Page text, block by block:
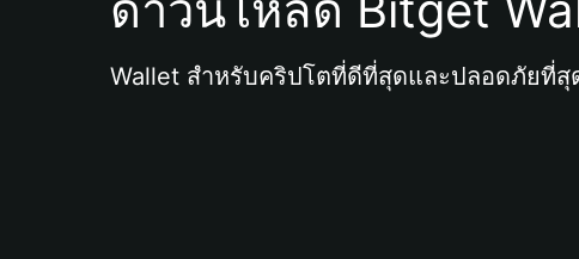
Wallet สำหรับคริปโตที่ดีที่สุดและปลอดภัยที่